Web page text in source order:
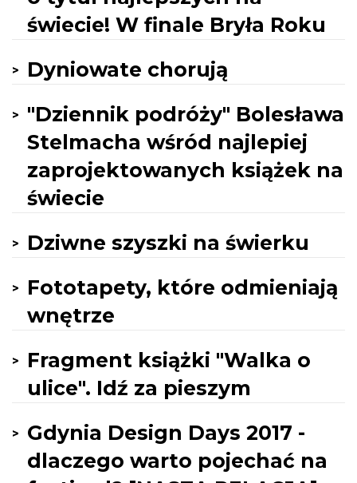
świecie! W finale Bryła Roku
Dyniowate chorują
"Dziennik podróży" Bolesława
Stelmacha wśród najlepiej
zaprojektowanych książek na
świecie
Dziwne szyszki na świerku
Fototapety, które odmieniają
wnętrze
Fragment książki "Walka o
ulice". Idź za pieszym
Gdynia Design Days 2017 -
dlaczego warto pojechać na